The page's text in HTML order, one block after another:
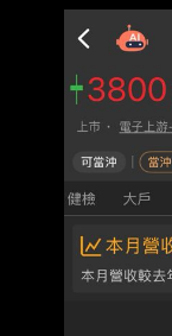
https://
05 內文
累計營收
-13.78%
收成長率
年06月營
3,572,404